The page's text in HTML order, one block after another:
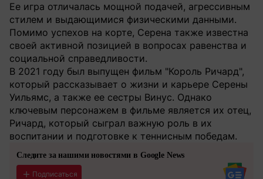
Ее игра отличалась мощной подачей, агрессивным
стилем и выдающимися физическими данными.
Помимо успехов на корте, Серена также известна
своей активной позицией в вопросах равенства и
социальной справедливости.
В 2021 году был выпущен фильм "Король Ричард",
который рассказывает о жизни и карьере Серены
Уильямс, а также ее сестры Винус. Однако
ключевым персонажем в фильме является их отец,
Ричард, который сыграл важную роль в их
воспитании и подготовке к теннисным победам.
Следите за нашими новостями в Google News
Подписаться